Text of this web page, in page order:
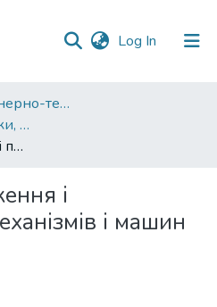
Log In (current)
Факультет інженерно-технологічний
Підручники і посібники, монографії. Факультет інженерно-технологічний
Основи дослідження і проектування механізмів і машин
і
і машин